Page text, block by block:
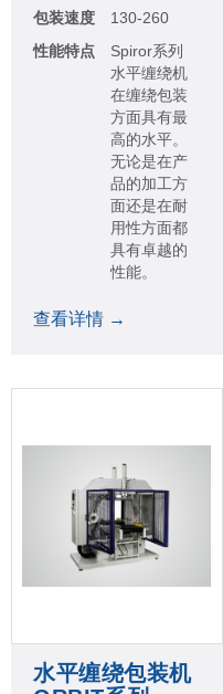
包装速度
130-260
性能特点
Spiror系列
水平缠绕机
在缠绕包装
方面具有最
高的水平。
无论是在产
品的加工方
面还是在耐
用性方面都
具有卓越的
性能。
查看详情 →
水平缠绕包装机